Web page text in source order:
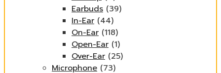
Earbuds (39)
In-Ear (44)
On-Ear (118)
Open-Ear (1)
Over-Ear (25)
Microphone (73)